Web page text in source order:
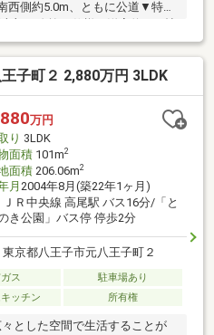
西側約5.0m、ともに公道▼特
トイレ・洗面室を設置・駐車
・モニタ付インターホン
【交換】キッチン、お風呂、
、CF、フロアタイル【その他】
探しをお手伝いします
はお気軽にお問い合わせく
子町２ 2,880万円 3LDK
万円
り 3LDK
面積101m2
面積206.06m2
月 2004年8月(築22年1ヶ月)
ＪＲ中央線 高尾駅 バス16分/「と
き公園」バス停 停歩2分
東京都八王子市元八王子町２
ス
駐車場あり
ッチン 所有権
とした空間で生活することが